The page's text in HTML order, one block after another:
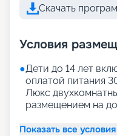
Скачать
Условия
●Дети до 14 лет
оплатой питания
Люкс
размещением на
Показать все условия